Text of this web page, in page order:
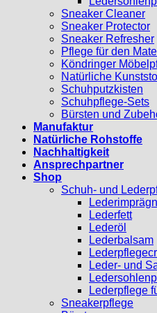
Sneaker Cleaner
Sneaker Protector
Sneaker Refresher
Pflege für den
Köndringer
Natürliche
Schuhputzkisten
Schuhpflege-Sets
Bürsten und
Manufaktur
Natürliche Rohstoffe
Nachhaltigkeit
Ansprechpartner
Shop
Schuh- und
Lederfett
Lederöl
Lederbalsam
Leder- und
Lederpflege
Sneakerpflege